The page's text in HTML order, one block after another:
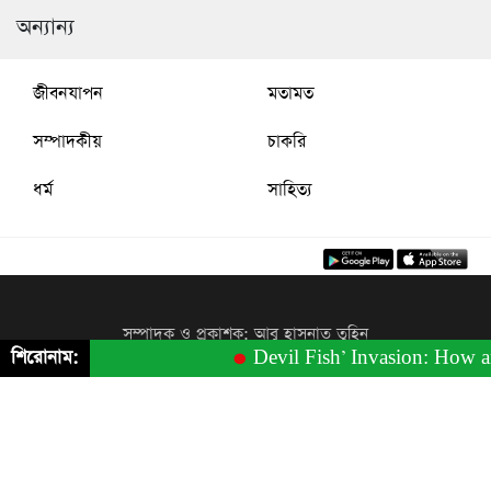
অন্যান্য
জীবনযাপন
মতামত
সম্পাদকীয়
চাকরি
ধর্ম
সাহিত্য
সম্পাদক ও প্রকাশক: আবু হাসনাত তুহিন
ইমেইল (নিউজরুম): news@bulletinbarta.com
শিরোনাম: Devil Fish’ Invasion: How an